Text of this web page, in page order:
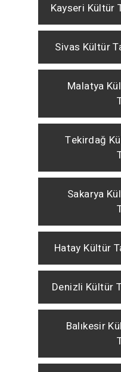
Kayseri Kültür
Sivas Kültür
Malatya
Tekirdağ
Sakarya
Hatay Kültür
Denizli Kültür
Balıkesir